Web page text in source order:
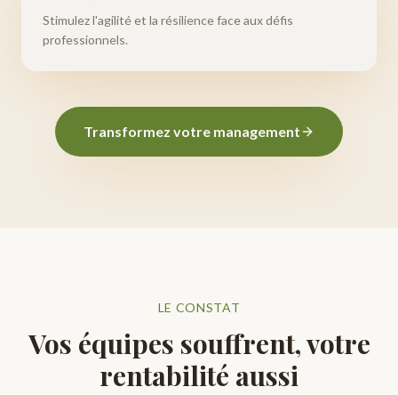
Stimulez l'agilité et la résilience face aux défis
professionnels.
Transformez votre management
LE CONSTAT
Vos équipes souffrent, votre
rentabilité aussi